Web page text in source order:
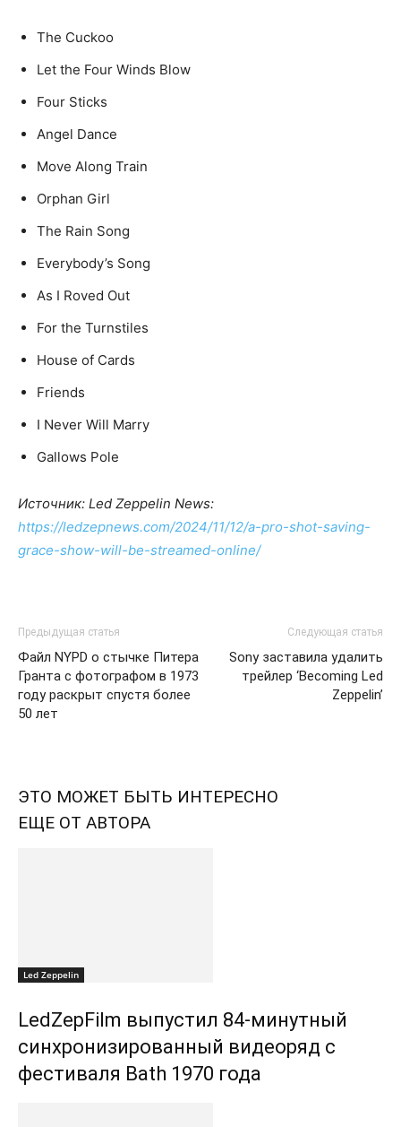
The Cuckoo
Let the Four Winds Blow
Four Sticks
Angel Dance
Move Along Train
Orphan Girl
The Rain Song
Everybody’s Song
As I Roved Out
For the Turnstiles
House of Cards
Friends
I Never Will Marry
Gallows Pole
Источник: Led Zeppelin News:
https://ledzepnews.com/2024/11/12/a-pro-shot-saving-
grace-show-will-be-streamed-online/
Предыдущая статья
Файл NYPD о стычке Питера
Гранта с фотографом в 1973
году раскрыт спустя более
50 лет
Следующая статья
Sony заставила удалить
трейлер ‘Becoming Led
Zeppelin’
ЭТО МОЖЕТ БЫТЬ ИНТЕРЕСНО
ЕЩЕ ОТ АВТОРА
Led Zeppelin
LedZepFilm выпустил 84-минутный
синхронизированный видеоряд с
фестиваля Bath 1970 года